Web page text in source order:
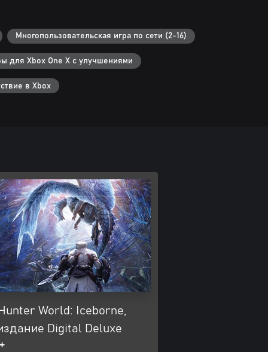
Многопользовательская игра по сети (2-16)
для Xbox One X с улучшениями
в Xbox
World: Iceborne,
Digital Deluxe